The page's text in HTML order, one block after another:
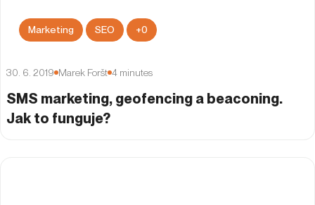
30. 6. 2019 Marek Foršt 4 minutes
SMS marketing, geofencing a beaconing.
Jak to funguje?
Marketing SEO +0